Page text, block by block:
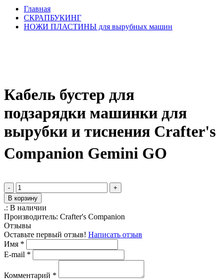
Главная
СКРАПБУКИНГ
НОЖИ ПЛАСТИНЫ для вырубных машин
Кабель бустер для
подзарядки машинки для
вырубки и тиснения Crafter's
Companion Gemini GO
-
+
В корзину
.: В наличии
Производитель: Crafter's Companion
Отзывы
Оставьте первый отзыв! Написать отзыв
Имя *
E-mail *
Комментарий *